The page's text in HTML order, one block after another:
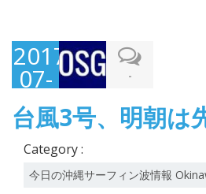
2017-
07-
02
-
台風3号、明朝は
Category :
今日の沖縄サーフィン波情報